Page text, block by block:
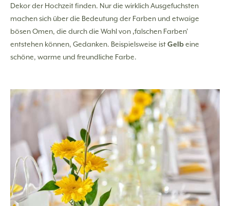
Dekor der Hochzeit finden. Nur die wirklich Ausgefuchsten
machen sich über die Bedeutung der Farben und etwaige
bösen Omen, die durch die Wahl von ‚falschen Farben’
entstehen können, Gedanken. Beispielsweise istGelbeine
schöne, warme und freundliche Farbe.